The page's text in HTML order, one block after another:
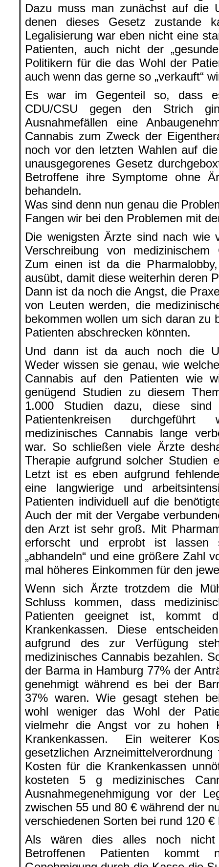
Dazu muss man zunächst auf die
denen dieses Gesetz zustande
Legalisierung war eben nicht eine
Patienten, auch nicht der
Politikern für die das Wohl der
auch wenn das gerne so „verkauft“
Es war im Gegenteil so, dass
CDU/CSU gegen den Strich
Ausnahmefällen eine
Cannabis zum Zweck der
noch vor den letzten Wahlen auf
unausgegorenes Gesetz
Betroffene ihre Symptome ohne
behandeln.
Was sind denn nun genau die
Fangen wir bei den Problemen mit
Die wenigsten Ärzte sind nach wie
Verschreibung von medizinischem
Zum einen ist da die
ausübt, damit diese weiterhin deren
Dann ist da noch die Angst, die
von Leuten werden, die
bekommen wollen um sich daran zu
Patienten abschrecken könnten.
Und dann ist da auch noch die
Weder wissen sie genau, wie
Cannabis auf den Patienten wie
genügend Studien zu diesem
1.000 Studien dazu, diese
Patientenkreisen
medizinisches Cannabis lange
war. So schließen viele Ärzte
Therapie aufgrund solcher Studien
Letzt ist es eben aufgrund
eine langwierige und
Patienten individuell auf die
Auch der mit der Vergabe
den Arzt ist sehr groß. Mit
erforscht und erprobt ist lassen
„abhandeln“ und eine größere Zahl
mal höheres Einkommen für den
Wenn sich Ärzte trotzdem die
Schluss kommen, dass
Patienten geeignet ist, kommt
Krankenkassen. Diese
aufgrund des zur Verfügung
medizinisches Cannabis bezahlen.
der Barma in Hamburg 77% der
genehmigt während es bei der
37% waren. Wie gesagt stehen
wohl weniger das Wohl der
vielmehr die Angst vor zu hohen
Krankenkassen. Ein weiterer
gesetzlichen
Kosten für die Krankenkassen
kosteten 5 g medizinisches
Ausnahmegenehmigung vor der
zwischen 55 und 80 € während der
verschiedenen Sorten bei rund 120 €
Als wären dies alles noch
Betroffenen Patienten kommt